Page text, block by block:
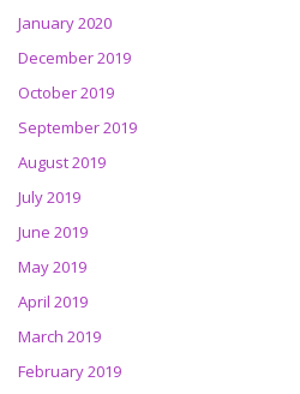
January 2020
December 2019
October 2019
September 2019
August 2019
July 2019
June 2019
May 2019
April 2019
March 2019
February 2019